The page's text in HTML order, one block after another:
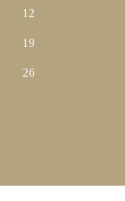
12
19
26